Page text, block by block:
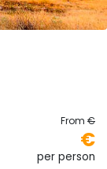
From €
€
per person